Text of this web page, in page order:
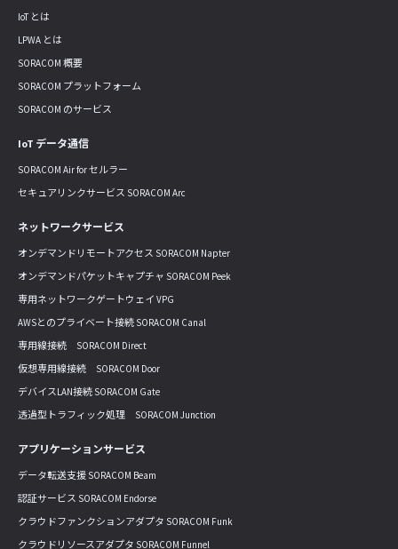
IoT とは
LPWA とは
SORACOM 概要
SORACOM プラットフォーム
SORACOM のサービス
IoT データ通信
SORACOM Air for セルラー
セキュアリンクサービス SORACOM Arc
ネットワークサービス
オンデマンドリモートアクセス SORACOM Napter
オンデマンドパケットキャプチャ SORACOM Peek
専用ネットワークゲートウェイ VPG
AWSとのプライベート接続 SORACOM Canal
専用線接続 SORACOM Direct
仮想専用線接続 SORACOM Door
デバイスLAN接続 SORACOM Gate
透過型トラフィック処理 SORACOM Junction
アプリケーションサービス
データ転送支援 SORACOM Beam
認証サービス SORACOM Endorse
クラウドファンクションアダプタ SORACOM Funk
クラウドリソースアダプタ SORACOM Funnel